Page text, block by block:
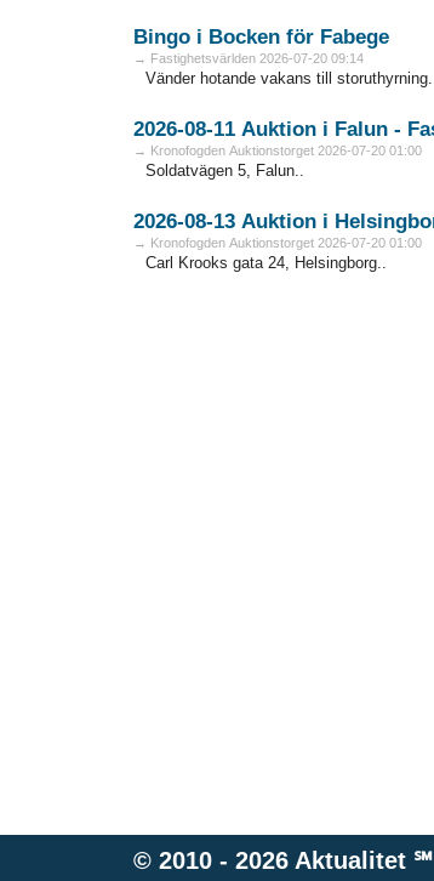
Bingo i Bocken för Fabege
→ Fastighetsvärlden 2026-07-20 09:14
Vänder hotande vakans till storuthyrning...
→ Kronofogden Auktionstorget 2026-07-20 01:00
Soldatvägen 5, Falun..
→ Kronofogden Auktionstorget 2026-07-20 01:00
Carl Krooks gata 24, Helsingborg..
© 2010 - 2026 Aktualitet℠